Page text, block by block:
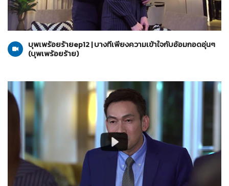
06-07-2565
บุพเพร้อยร้าย
บุพเพร้อยร้ายep12 | บางทีเพียงความเข้าใจกับอ้อมกอดอุ่นๆ
(บุพเพร้อยร้าย)